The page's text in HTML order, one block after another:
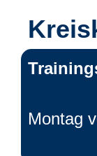
Montag